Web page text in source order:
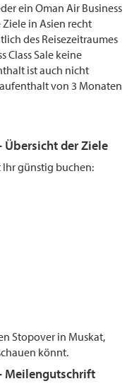
ein Oman Air Business
in Asien recht
des Reisezeitraumes
Class Sale keine
ist auch nicht
von 3 Monaten
Übersicht der Ziele
günstig buchen:
Stopover in Muskat,
könnt.
Meilengutschrift